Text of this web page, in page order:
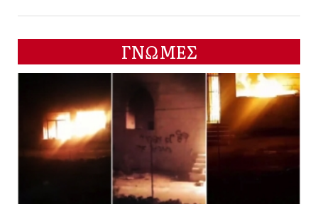
ΓΝΩΜΕΣ